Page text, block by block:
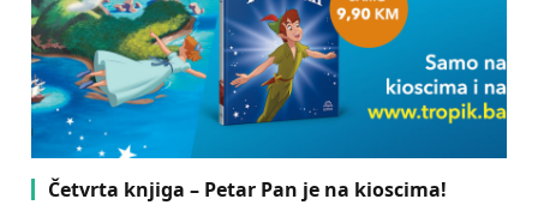
Četvrta knjiga – Petar Pan je na kioscima!